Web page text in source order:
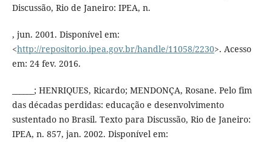
Discussão, Rio de Janeiro: IPEA, n.
, jun. 2001. Disponível em:
<http://repositorio.ipea.gov.br/handle/11058/2230>. Acesso
em: 24 fev. 2016.
______; HENRIQUES, Ricardo; MENDONÇA, Rosane. Pelo fim
das décadas perdidas: educação e desenvolvimento
sustentado no Brasil. Texto para Discussão, Rio de Janeiro:
IPEA, n. 857, jan. 2002. Disponível em: